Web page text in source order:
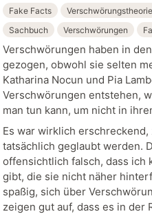
Fake Facts Verschwörungstheorie
Sachbuch
Verschwörungen
Verschwörungen haben in
gezogen, obwohl sie selten
Katharina Nocun und Pia
Verschwörungen entstehen,
man tun kann, um nicht in
Es war wirklich
tatsächlich geglaubt werden.
offensichtlich falsch, dass ich
gibt, die sie nicht näher
spaßig, sich über
zeigen gut auf, dass es in der